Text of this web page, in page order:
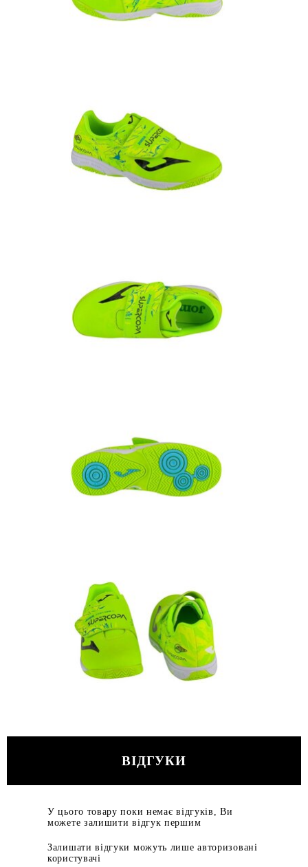
ВІДГУКИ
У цього товару поки немає відгуків, Ви
можете залишити відгук першим
Залишати відгуки можуть лише авторизовані
користувачі